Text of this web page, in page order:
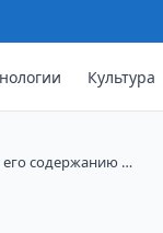
Культура
его содержанию …